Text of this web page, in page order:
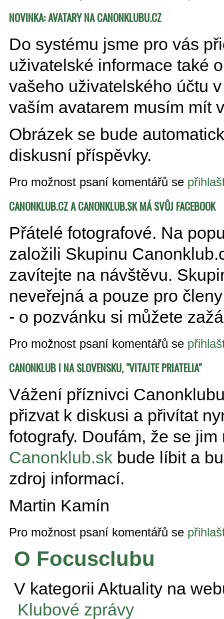
NOVINKA: AVATARY NA CANONKLUBU.CZ
Do systému jsme pro vás
uživatelské informace také
vašeho uživatelského účtu v
vaším avatarem musím mít
Obrázek se bude
diskusní příspěvky.
Pro možnost psaní komentářů se
CANONKLUB.CZ A CANONKLUB.SK MÁ SVŮJ FACEBOOK
Přátelé fotografové. Na
založili Skupinu
zavítejte na návštěvu.
neveřejná a pouze pro
- o pozvánku si můžete
Pro možnost psaní komentářů se
CANONKLUB I NA SLOVENSKU, "VITAJTE PRIATELIA"
Vážení příznivci
přizvat k diskusi a přivítat
fotografy. Doufám, že se
Canonklub.sk bude líbit a
zdroj informací.
Martin Kamín
Pro možnost psaní komentářů se
O Focusclubu
V kategorii Aktuality na
Klubové zprávy